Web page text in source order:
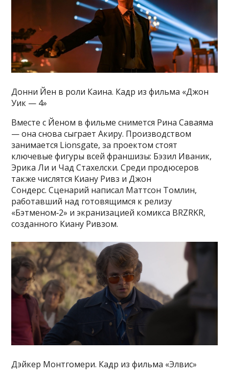
Донни Йен в роли Каина. Кадр из фильма «Джон
Уик — 4»
Вместе с Йеном в фильме снимется Рина Саваяма
— она снова сыграет Акиру. Производством
занимается Lionsgate, за проектом стоят
ключевые фигуры всей франшизы: Бэзил Иваник,
Эрика Ли и Чад Стахелски. Среди продюсеров
также числятся Киану Ривз и Джон
Сондерс. Сценарий написал Маттсон Томлин,
работавший над готовящимся к релизу
«Бэтменом‑2» и экранизацией комикса BRZRKR,
созданного Киану Ривзом.
Дэйкер Монтгомери. Кадр из фильма «Элвис»